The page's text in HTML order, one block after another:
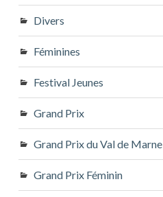
Divers
Féminines
Festival Jeunes
Grand Prix
Grand Prix du Val de Marne
Grand Prix Féminin